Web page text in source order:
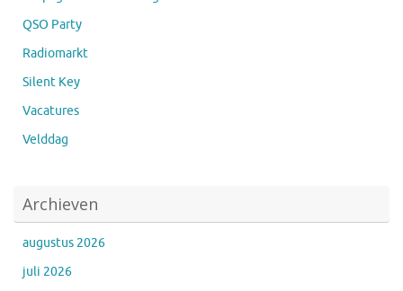
QSO Party
Radiomarkt
Silent Key
Vacatures
Velddag
Archieven
augustus 2026
juli 2026